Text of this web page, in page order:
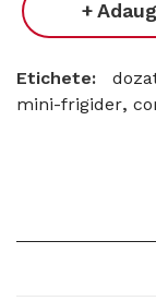
Etichete:
mini-frigider,